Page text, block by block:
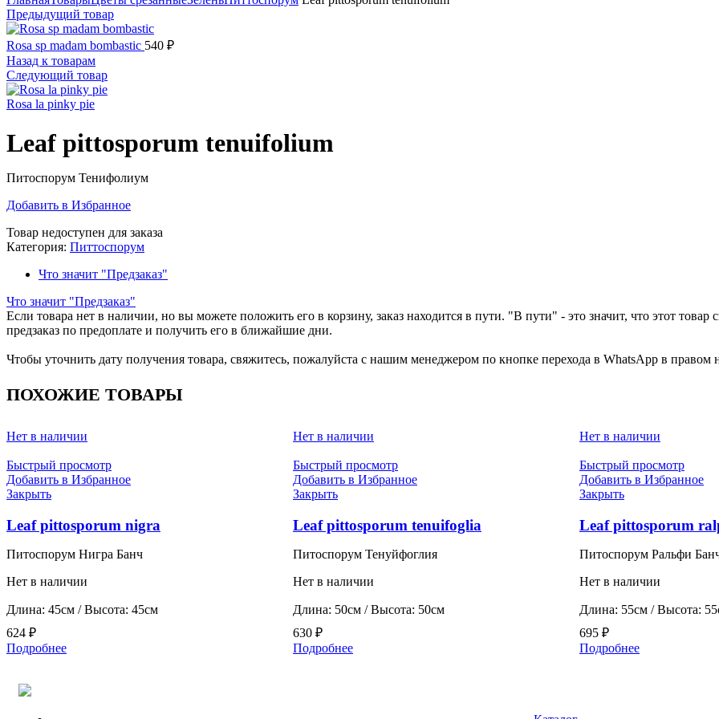
Предыдущий товар
Rosa sp madam bombastic 540 ₽
Назад к товарам
Следующий товар
Rosa la pinky pie
Leaf pittosporum tenuifolium
Питоспорум Тенифолиум
Добавить в Избранное
Товар недоступен для заказа
Категория: Питтоспорум
Что значит "Предзаказ"
Что значит "Предзаказ"
Если товара нет в наличии, но вы можете положить его в корзину, заказ находится в пути. "В пути" - это значит, что этот
предзаказ по предоплате и получить его в ближайшие дни.
Чтобы уточнить дату получения товара, свяжитесь, пожалуйста с нашим менеджером по кнопке перехода в WhatsApp в правом
ПОХОЖИЕ ТОВАРЫ
Нет в наличии
Быстрый просмотр
Добавить в Избранное
Закрыть
Leaf pittosporum nigra
Питоспорум Нигра Банч
Нет в наличии
Длина: 45см / Высота: 45см
624 ₽
Подробнее
Нет в наличии
Быстрый просмотр
Добавить в Избранное
Закрыть
Leaf pittosporum tenuifoglia
Питоспорум Тенуйфоглия
Нет в наличии
Длина: 50см / Высота: 50см
630 ₽
Подробнее
Нет в наличии
Быстрый просмотр
Добавить в Избранное
Закрыть
Leaf pittosporum
Питоспорум Ральфи
Нет в наличии
Длина: 55см / Высота:
695 ₽
Подробнее